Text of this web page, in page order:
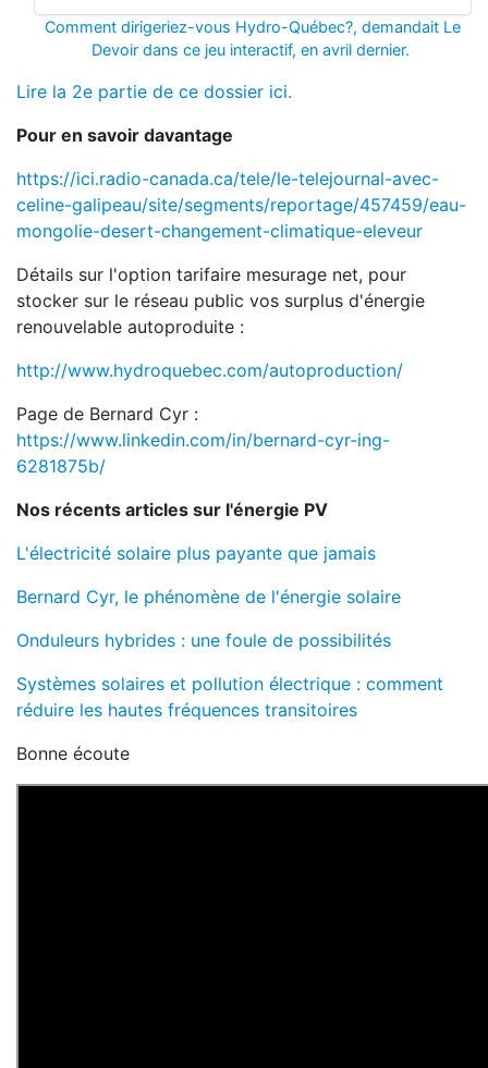
Comment dirigeriez-vous Hydro-Québec?, demandait Le
Devoir dans ce jeu interactif, en avril dernier.
Lire la 2e partie de ce dossier ici.
Pour en savoir davantage
https://ici.radio-canada.ca/tele/le-telejournal-avec-
celine-galipeau/site/segments/reportage/457459/eau-
mongolie-desert-changement-climatique-eleveur
Détails sur l'option tarifaire mesurage net, pour
stocker sur le réseau public vos surplus d'énergie
renouvelable autoproduite :
http://www.hydroquebec.com/autoproduction/
Page de Bernard Cyr :
https://www.linkedin.com/in/bernard-cyr-ing-
6281875b/
Nos récents articles sur l'énergie PV
L'électricité solaire plus payante que jamais
Bernard Cyr, le phénomène de l'énergie solaire
Onduleurs hybrides : une foule de possibilités
Systèmes solaires et pollution électrique : comment
réduire les hautes fréquences transitoires
Bonne écoute